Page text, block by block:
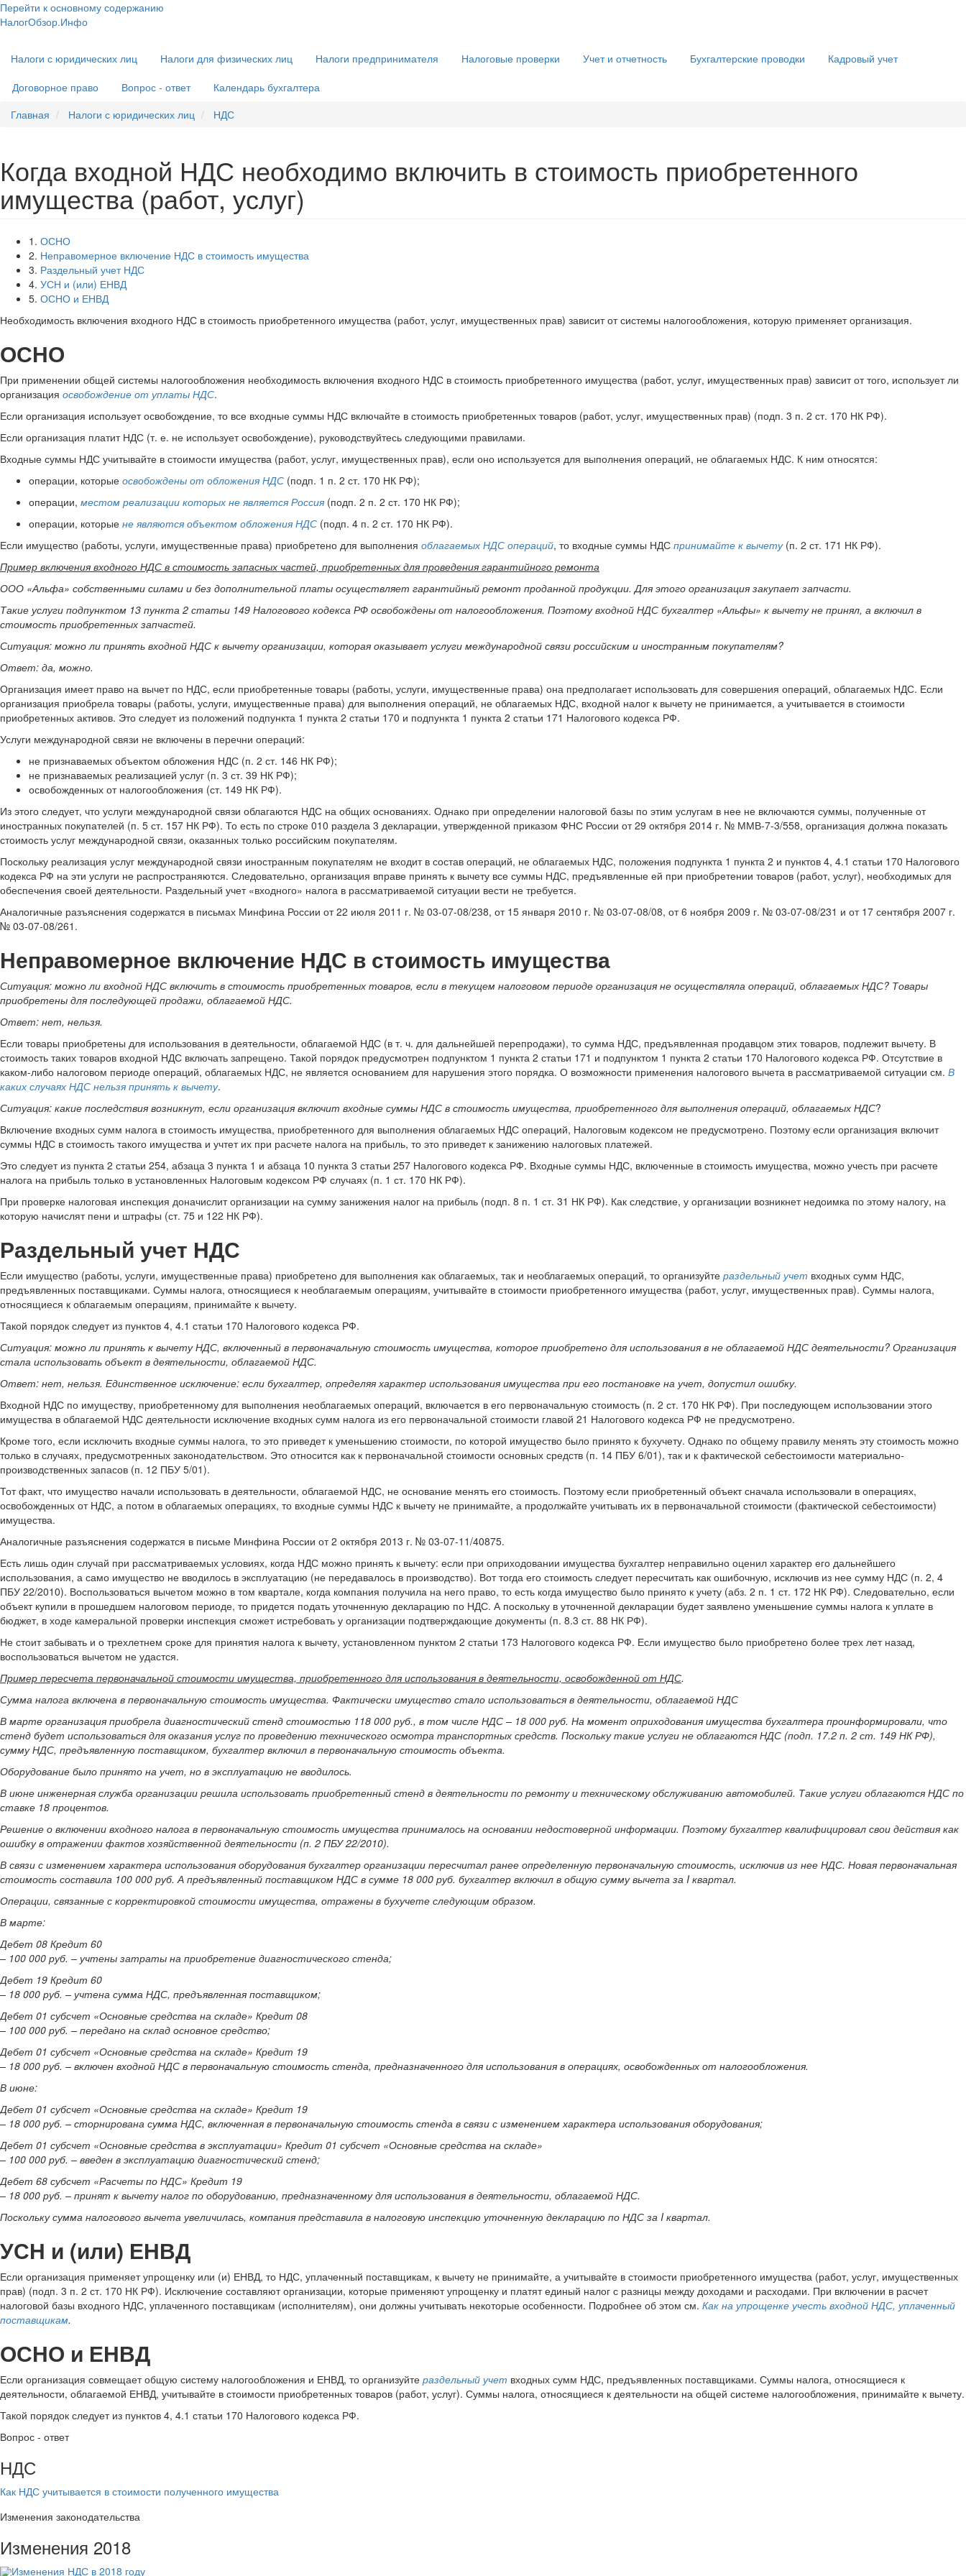
Перейти к основному содержанию
НалогОбзор.Инфо
навигация
Налоги с юридических лиц Налоги для физических лиц Налоги предпринимателя Налоговые проверки Учет и отчетность Бухгалтерские проводки
Кадровый учет
Договорное право
Вопрос - ответ
Календарь бухгалтера
Главная
Налоги с юридических лиц НДС
Когда входной НДС необходимо включить в стоимость приобретенного
имущества (работ, услуг)
1. ОСНО
2. Неправомерное включение НДС в стоимость имущества
3. Раздельный учет НДС
4. УСН и (или) ЕНВД
5. ОСНО и ЕНВД
Необходимость включения входного НДС в стоимость приобретенного имущества (работ, услуг, имущественных прав) зависит от системы налогообложения, которую применяет организация.
ОСНО
При применении общей системы налогообложения необходимость включения входного НДС в стоимость приобретенного имущества (работ, услуг, имущественных прав) зависит от того, использует ли
организация освобождение от уплаты НДС.
Если организация использует освобождение, то все входные суммы НДС включайте в стоимость приобретенных товаров (работ, услуг, имущественных прав) (подп. 3 п. 2 ст. 170 НК РФ).
Если организация платит НДС (т. е. не использует освобождение), руководствуйтесь следующими правилами.
Входные суммы НДС учитывайте в стоимости имущества (работ, услуг, имущественных прав), если оно используется для выполнения операций, не облагаемых НДС. К ним относятся:
операции, которые освобождены от обложения НДС (подп. 1 п. 2 ст. 170 НК РФ);
операции, местом реализации которых не является Россия (подп. 2 п. 2 ст. 170 НК РФ);
операции, которые не являются объектом обложения НДС (подп. 4 п. 2 ст. 170 НК РФ).
Если имущество (работы, услуги, имущественные права) приобретено для выполнения облагаемых НДС операций, то входные суммы НДС принимайте к вычету(п. 2 ст. 171 НК РФ).
Пример включения входного НДС в стоимость запасных частей, приобретенных для проведения гарантийного ремонта
ООО «Альфа» собственными силами и без дополнительной платы осуществляет гарантийный ремонт проданной продукции. Для этого организация закупает запчасти.
Такие услуги подпунктом 13 пункта 2 статьи 149 Налогового кодекса РФ освобождены от налогообложения. Поэтому входной НДС бухгалтер «Альфы» к вычету не принял, а включил в
стоимость приобретенных запчастей.
Ситуация: можно ли принять входной НДС к вычету организации, которая оказывает услуги международной связи российским и иностранным покупателям?
Ответ: да, можно.
Организация имеет право на вычет по НДС, если приобретенные товары (работы, услуги, имущественные права) она предполагает использовать для совершения операций, облагаемых НДС. Если
организация приобрела товары (работы, услуги, имущественные права) для выполнения операций, не облагаемых НДС, входной налог к вычету не принимается, а учитывается в стоимости
приобретенных активов. Это следует из положений подпункта 1 пункта 2 статьи 170 и подпункта 1 пункта 2 статьи 171 Налогового кодекса РФ.
Услуги международной связи не включены в перечни операций:
не признаваемых объектом обложения НДС (п. 2 ст. 146 НК РФ);
не признаваемых реализацией услуг (п. 3 ст. 39 НК РФ);
освобожденных от налогообложения (ст. 149 НК РФ).
Из этого следует, что услуги международной связи облагаются НДС на общих основаниях. Однако при определении налоговой базы по этим услугам в нее не включаются суммы, полученные от
иностранных покупателей (п. 5 ст. 157 НК РФ). То есть по строке 010 раздела 3 декларации, утвержденной приказом ФНС России от 29 октября 2014 г. № ММВ-7-3/558, организация должна показать
стоимость услуг международной связи, оказанных только российским покупателям.
Поскольку реализация услуг международной связи иностранным покупателям не входит в состав операций, не облагаемых НДС, положения подпункта 1 пункта 2 и пунктов 4, 4.1 статьи 170 Налогового
кодекса РФ на эти услуги не распространяются. Следовательно, организация вправе принять к вычету все суммы НДС, предъявленные ей при приобретении товаров (работ, услуг), необходимых для
обеспечения своей деятельности. Раздельный учет «входного» налога в рассматриваемой ситуации вести не требуется.
Аналогичные разъяснения содержатся в письмах Минфина России от 22 июля 2011 г. № 03-07-08/238, от 15 января 2010 г. № 03-07-08/08, от 6 ноября 2009 г. № 03-07-08/231 и от 17 сентября 2007 г.
№ 03-07-08/261.
Неправомерное включение НДС в стоимость имущества
Ситуация: можно ли входной НДС включить в стоимость приобретенных товаров, если в текущем налоговом периоде организация не осуществляла операций, облагаемых НДС? Товары
приобретены для последующей продажи, облагаемой НДС.
Ответ: нет, нельзя.
Если товары приобретены для использования в деятельности, облагаемой НДС (в т. ч. для дальнейшей перепродажи), то сумма НДС, предъявленная продавцом этих товаров, подлежит вычету. В
стоимость таких товаров входной НДС включать запрещено. Такой порядок предусмотрен подпунктом 1 пункта 2 статьи 171 и подпунктом 1 пункта 2 статьи 170 Налогового кодекса РФ. Отсутствие в
каком-либо налоговом периоде операций, облагаемых НДС, не является основанием для нарушения этого порядка. О возможности применения налогового вычета в рассматриваемой ситуации см. В
каких случаях НДС нельзя принять к вычету.
Ситуация: какие последствия возникнут, если организация включит входные суммы НДС в стоимость имущества, приобретенного для выполнения операций, облагаемых НДС?
Включение входных сумм налога в стоимость имущества, приобретенного для выполнения облагаемых НДС операций, Налоговым кодексом не предусмотрено. Поэтому если организация включит
суммы НДС в стоимость такого имущества и учтет их при расчете налога на прибыль, то это приведет к занижению налоговых платежей.
Это следует из пункта 2 статьи 254, абзаца 3 пункта 1 и абзаца 10 пункта 3 статьи 257 Налогового кодекса РФ. Входные суммы НДС, включенные в стоимость имущества, можно учесть при расчете
налога на прибыль только в установленных Налоговым кодексом РФ случаях (п. 1 ст. 170 НК РФ).
При проверке налоговая инспекция доначислит организации на сумму занижения налог на прибыль (подп. 8 п. 1 ст. 31 НК РФ). Как следствие, у организации возникнет недоимка по этому налогу, на
которую начислят пени и штрафы (ст. 75 и 122 НК РФ).
Раздельный учет НДС
Если имущество (работы, услуги, имущественные права) приобретено для выполнения как облагаемых, так и необлагаемых операций, то организуйте раздельный учет входных сумм НДС,
предъявленных поставщиками. Суммы налога, относящиеся к необлагаемым операциям, учитывайте в стоимости приобретенного имущества (работ, услуг, имущественных прав). Суммы налога,
относящиеся к облагаемым операциям, принимайте к вычету.
Такой порядок следует из пунктов 4, 4.1 статьи 170 Налогового кодекса РФ.
Ситуация: можно ли принять к вычету НДС, включенный в первоначальную стоимость имущества, которое приобретено для использования в не облагаемой НДС деятельности? Организация
стала использовать объект в деятельности, облагаемой НДС.
Ответ: нет, нельзя. Единственное исключение: если бухгалтер, определяя характер использования имущества при его постановке на учет, допустил ошибку.
Входной НДС по имуществу, приобретенному для выполнения необлагаемых операций, включается в его первоначальную стоимость (п. 2 ст. 170 НК РФ). При последующем использовании этого
имущества в облагаемой НДС деятельности исключение входных сумм налога из его первоначальной стоимости главой 21 Налогового кодекса РФ не предусмотрено.
Кроме того, если исключить входные суммы налога, то это приведет к уменьшению стоимости, по которой имущество было принято к бухучету. Однако по общему правилу менять эту стоимость можно
только в случаях, предусмотренных законодательством. Это относится как к первоначальной стоимости основных средств (п. 14 ПБУ 6/01), так и к фактической себестоимости материально-
производственных запасов (п. 12 ПБУ 5/01).
Тот факт, что имущество начали использовать в деятельности, облагаемой НДС, не основание менять его стоимость. Поэтому если приобретенный объект сначала использовали в операциях,
освобожденных от НДС, а потом в облагаемых операциях, то входные суммы НДС к вычету не принимайте, а продолжайте учитывать их в первоначальной стоимости (фактической себестоимости)
имущества.
Аналогичные разъяснения содержатся в письме Минфина России от 2 октября 2013 г. № 03-07-11/40875.
Есть лишь один случай при рассматриваемых условиях, когда НДС можно принять к вычету: если при оприходовании имущества бухгалтер неправильно оценил характер его дальнейшего
использования, а само имущество не вводилось в эксплуатацию (не передавалось в производство). Вот тогда его стоимость следует пересчитать как ошибочную, исключив из нее сумму НДС (п. 2, 4
ПБУ 22/2010). Воспользоваться вычетом можно в том квартале, когда компания получила на него право, то есть когда имущество было принято к учету (абз. 2 п. 1 ст. 172 НК РФ). Следовательно, если
объект купили в прошедшем налоговом периоде, то придется подать уточненную декларацию по НДС. А поскольку в уточненной декларации будет заявлено уменьшение суммы налога к уплате в
бюджет, в ходе камеральной проверки инспекция сможет истребовать у организации подтверждающие документы (п. 8.3 ст. 88 НК РФ).
Не стоит забывать и о трехлетнем сроке для принятия налога к вычету, установленном пунктом 2 статьи 173 Налогового кодекса РФ. Если имущество было приобретено более трех лет назад,
воспользоваться вычетом не удастся.
Пример пересчета первоначальной стоимости имущества, приобретенного для использования в деятельности, освобожденной от НДС.
Сумма налога включена в первоначальную стоимость имущества. Фактически имущество стало использоваться в деятельности, облагаемой НДС
В марте организация приобрела диагностический стенд стоимостью 118 000 руб., в том числе НДС – 18 000 руб. На момент оприходования имущества бухгалтера проинформировали, что
стенд будет использоваться для оказания услуг по проведению технического осмотра транспортных средств. Поскольку такие услуги не облагаются НДС (подп. 17.2 п. 2 ст. 149 НК РФ),
сумму НДС, предъявленную поставщиком, бухгалтер включил в первоначальную стоимость объекта.
Оборудование было принято на учет, но в эксплуатацию не вводилось.
В июне инженерная служба организации решила использовать приобретенный стенд в деятельности по ремонту и техническому обслуживанию автомобилей. Такие услуги облагаются НДС по
ставке 18 процентов.
Решение о включении входного налога в первоначальную стоимость имущества принималось на основании недостоверной информации. Поэтому бухгалтер квалифицировал свои действия как
ошибку в отражении фактов хозяйственной деятельности (п. 2 ПБУ 22/2010).
В связи с изменением характера использования оборудования бухгалтер организации пересчитал ранее определенную первоначальную стоимость, исключив из нее НДС. Новая первоначальная
стоимость составила 100 000 руб. А предъявленный поставщиком НДС в сумме 18 000 руб. бухгалтер включил в общую сумму вычета за I квартал.
Операции, связанные с корректировкой стоимости имущества, отражены в бухучете следующим образом.
В марте:
Дебет 08 Кредит 60
– 100 000 руб. – учтены затраты на приобретение диагностического стенда;
Дебет 19 Кредит 60
– 18 000 руб. – учтена сумма НДС, предъявленная поставщиком;
Дебет 01 субсчет «Основные средства на складе» Кредит 08
– 100 000 руб. – передано на склад основное средство;
Дебет 01 субсчет «Основные средства на складе» Кредит 19
– 18 000 руб. – включен входной НДС в первоначальную стоимость стенда, предназначенного для использования в операциях, освобожденных от налогообложения.
В июне:
Дебет 01 субсчет «Основные средства на складе» Кредит 19
– 18 000 руб. – сторнирована сумма НДС, включенная в первоначальную стоимость стенда в связи с изменением характера использования оборудования;
Дебет 01 субсчет «Основные средства в эксплуатации» Кредит 01 субсчет «Основные средства на складе»
– 100 000 руб. – введен в эксплуатацию диагностический стенд;
Дебет 68 субсчет «Расчеты по НДС» Кредит 19
– 18 000 руб. – принят к вычету налог по оборудованию, предназначенному для использования в деятельности, облагаемой НДС.
Поскольку сумма налогового вычета увеличилась, компания представила в налоговую инспекцию уточненную декларацию по НДС за I квартал.
УСН и (или) ЕНВД
Если организация применяет упрощенку или (и) ЕНВД, то НДС, уплаченный поставщикам, к вычету не принимайте, а учитывайте в стоимости приобретенного имущества (работ, услуг, имущественных
прав) (подп. 3 п. 2 ст. 170 НК РФ). Исключение составляют организации, которые применяют упрощенку и платят единый налог с разницы между доходами и расходами. При включении в расчет
налоговой базы входного НДС, уплаченного поставщикам (исполнителям), они должны учитывать некоторые особенности. Подробнее об этом см. Как на упрощенке учесть входной НДС, уплаченный
поставщикам.
ОСНО и ЕНВД
Если организация совмещает общую систему налогообложения и ЕНВД, то организуйте раздельный учет входных сумм НДС, предъявленных поставщиками. Суммы налога, относящиеся к
деятельности, облагаемой ЕНВД, учитывайте в стоимости приобретенных товаров (работ, услуг). Суммы налога, относящиеся к деятельности на общей системе налогообложения, принимайте к вычету.
Такой порядок следует из пунктов 4, 4.1 статьи 170 Налогового кодекса РФ.
Вопрос - ответ
НДС
Как НДС учитывается в стоимости полученного имущества
Изменения законодательства
Изменения 2018
Изменения НДС в 2018 году